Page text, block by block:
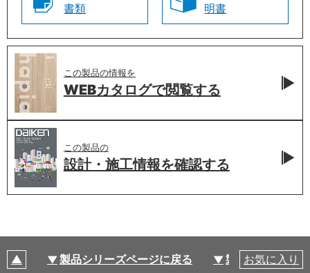
書類
明書
この製品の情報を
WEBカタログで閲覧する
この製品の
設計・施工情報を確認する
製品シリーズページに戻る 製品仕様
お気に入り